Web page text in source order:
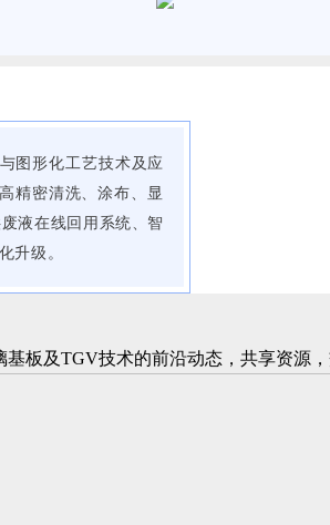
图形化工艺技术及应
精密清洗、涂布、显
液在线回用系统、智
升级。
板及TGV技术的前沿动态，共享资源